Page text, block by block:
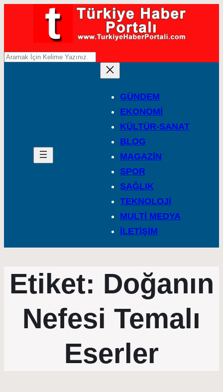
A
GÜNDEM
EKONOMİ
KÜLTÜR-SANAT
BLOG
MAGAZİN
SPOR
SAĞLIK
TEKNOLOJİ
MULTİ MEDYA
İLETİŞİM
Etiket: Doğanın
Nefesi Temalı
Eserler